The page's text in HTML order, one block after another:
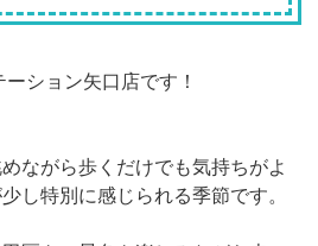
ション矢口店です！
ながら歩くだけでも気持ちがよ
し特別に感じられる季節です。